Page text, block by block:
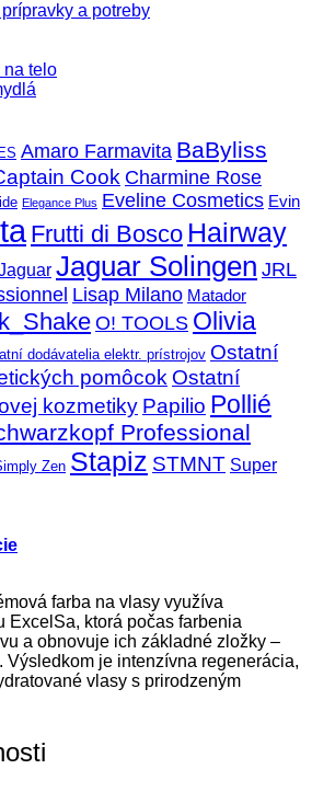
a potreby
na telo
Amaro Farmavita BaByliss
Cook Charmine Rose
Elegance Plus Eveline Cosmetics Evin
Frutti di Bosco Hairway
Jaguar Solingen JRL
Lisap Milano Matador
O! TOOLS Olivia
dodávatelia elektr. prístrojov Ostatní
pomôcok Ostatní
kozmetiky Papilio Pollié
Professional
Zen Stapiz STMNT Super
farba na vlasy využíva
ExcelSa, ktorá počas farbenia
a obnovuje ich základné zložky –
Výsledkom je intenzívna regenerácia,
vlasy s prirodzeným